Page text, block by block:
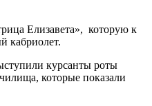
Елизавета», которую к
кабриолет.
курсанты роты
которые показали